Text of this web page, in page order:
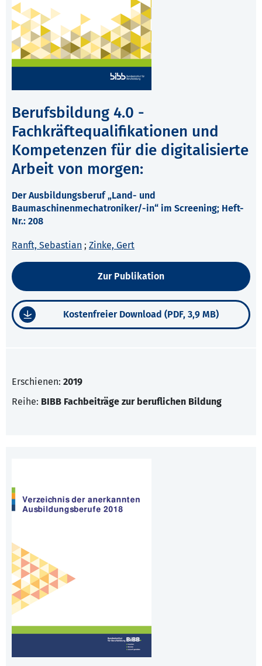
Berufsbildung 4.0 -
Fachkräftequalifikationen und
Kompetenzen für die digitalisierte
Arbeit von morgen:
Der Ausbildungsberuf „Land- und
Baumaschinenmechatroniker/-in“ im Screening; Heft-
Nr.: 208
Ranft, Sebastian ; Zinke, Gert
Zur Publikation
Kostenfreier Download (PDF, 3,9 MB)
Erschienen: 2019
Reihe: BIBB Fachbeiträge zur beruflichen Bildung